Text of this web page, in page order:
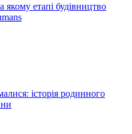
етапі будівництво
історія родинного